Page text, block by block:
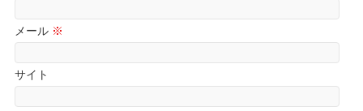
メール ※
サイト